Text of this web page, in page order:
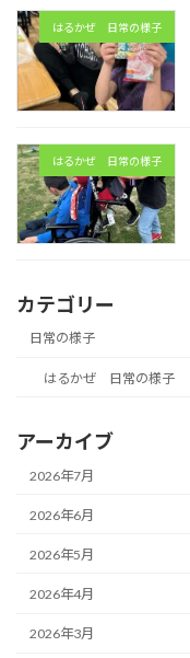
はるかぜ 日常の様子
はるかぜ 日常の様子
カテゴリー
日常の様子
はるかぜ 日常の様子
アーカイブ
2026年7月
2026年6月
2026年5月
2026年4月
2026年3月